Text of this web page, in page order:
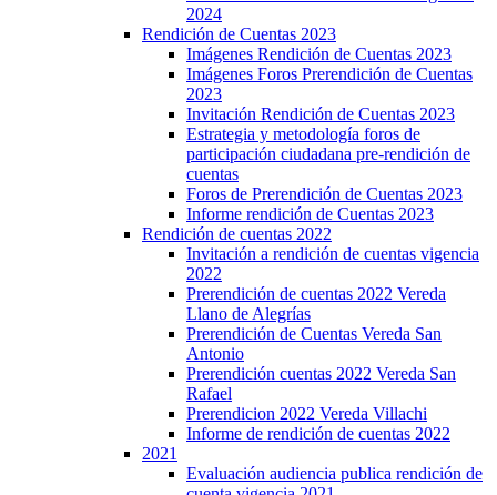
2024
Rendición de Cuentas 2023
Imágenes Rendición de Cuentas 2023
Imágenes Foros Prerendición de Cuentas
2023
Invitación Rendición de Cuentas 2023
Estrategia y metodología foros de
participación ciudadana pre-rendición de
cuentas
Foros de Prerendición de Cuentas 2023
Informe rendición de Cuentas 2023
Rendición de cuentas 2022
Invitación a rendición de cuentas vigencia
2022
Prerendición de cuentas 2022 Vereda
Llano de Alegrías
Prerendición de Cuentas Vereda San
Antonio
Prerendición cuentas 2022 Vereda San
Rafael
Prerendicion 2022 Vereda Villachi
Informe de rendición de cuentas 2022
2021
Evaluación audiencia publica rendición de